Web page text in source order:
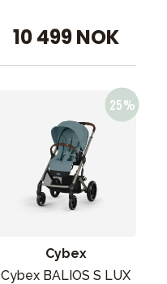
10 499 NOK
Cybex
Cybex BALIOS S LUX